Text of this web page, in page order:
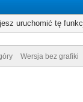
uruchomić tę
Wersja bez grafiki